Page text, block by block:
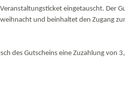
eingetauscht.
und beinhaltet den Zugang
des Gutscheins eine Zuzahlung